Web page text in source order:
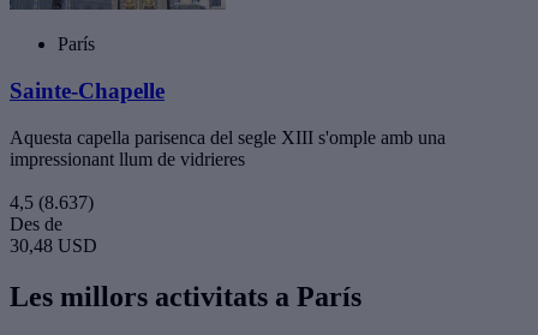
París
Sainte-Chapelle
Aquesta capella parisenca del segle XIII s'omple amb una
impressionant llum de vidrieres
4,5 (8.637)
Des de
30,48 USD
Les millors activitats a París